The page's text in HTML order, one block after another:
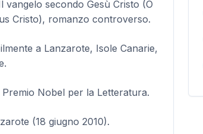
vangelo secondo Gesù Cristo (O
Cristo), romanzo controverso.
a Lanzarote, Isole Canarie,
Nobel per la Letteratura.
(18 giugno 2010).